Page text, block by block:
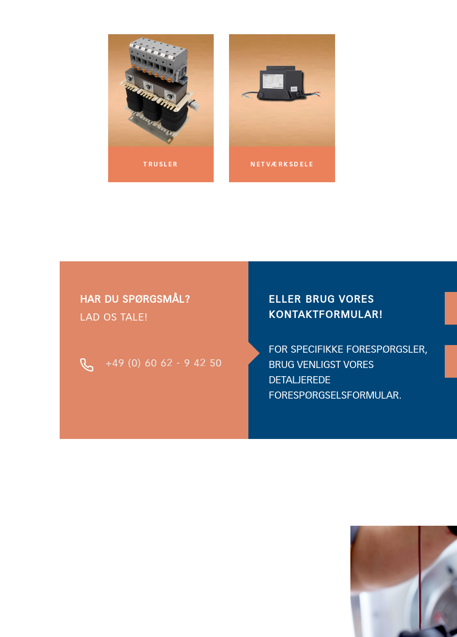
TRUSLER NETVÆRKSDELE
HAR DU SPØRGSMÅL?
LAD OS TALE!
+49 (0) 60 62 - 9 42 50
ELLER BRUG VORES
KONTAKTFORMULAR!
FOR SPECIFIKKE FORESPØRGSLER,
BRUG VENLIGST VORES
DETALJEREDE
FORESPØRGSELSFORMULAR.